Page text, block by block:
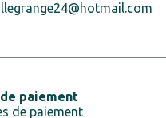
paiement
de paiement